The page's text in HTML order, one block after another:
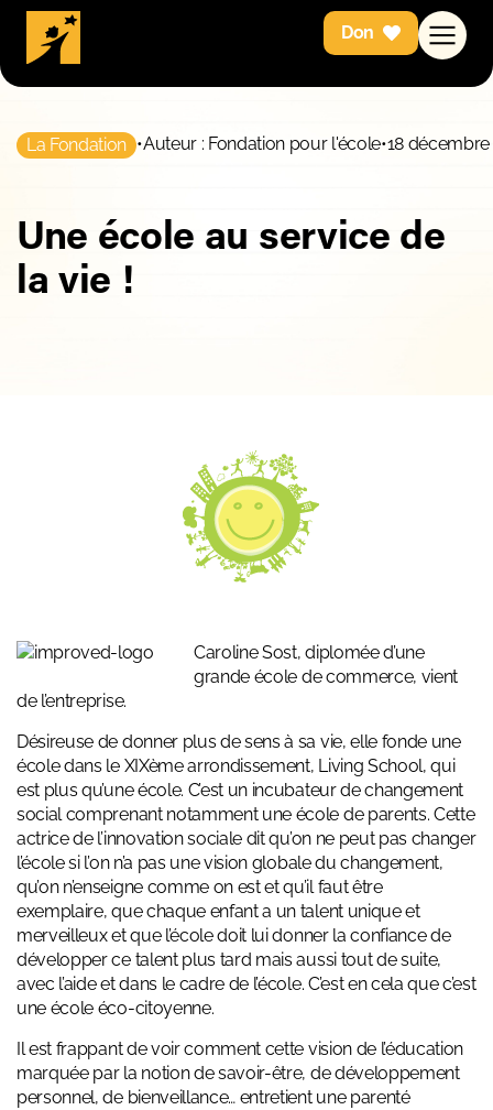
Don
La Fondation •Auteur : Fondation pour l'école•18 décembre
Une école au service de
la vie !
Caroline Sost, diplomée d’une
grande école de commerce, vient
de l’entreprise.
Désireuse de donner plus de sens à sa vie, elle fonde une
école dans le XIXème arrondissement, Living School, qui
est plus qu’une école. C’est un incubateur de changement
social comprenant notamment une école de parents. Cette
actrice de l’innovation sociale dit qu’on ne peut pas changer
l’école si l’on n’a pas une vision globale du changement,
qu’on n’enseigne comme on est et qu’il faut être
exemplaire, que chaque enfant a un talent unique et
merveilleux et que l’école doit lui donner la confiance de
développer ce talent plus tard mais aussi tout de suite,
avec l’aide et dans le cadre de l’école. C’est en cela que c’est
une école éco-citoyenne.
Il est frappant de voir comment cette vision de l’éducation
marquée par la notion de savoir-être, de développement
personnel, de bienveillance… entretient une parenté